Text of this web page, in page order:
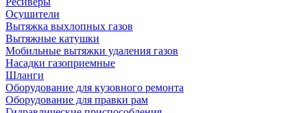
Осушители
Вытяжка выхлопных газов
Вытяжные катушки
Мобильные вытяжки удаления газов
Насадки газоприемные
Шланги
Оборудование для кузовного ремонта
Оборудование для правки рам